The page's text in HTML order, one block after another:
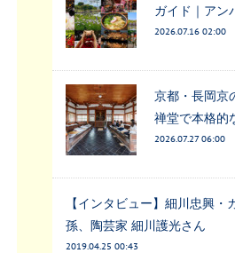
ガイド｜ア
2026.07.16 02:00
京都・長岡京
禅堂で本格的
2026.07.27 06:00
【インタビュー】細川忠興・
孫、陶芸家 細川護光さん
2019.04.25 00:43